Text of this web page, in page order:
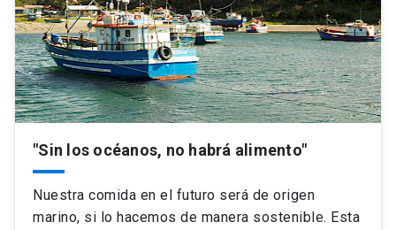
"Sin los océanos, no habrá alimento"
Nuestra comida en el futuro será de origen
marino, si lo hacemos de manera sostenible. Esta